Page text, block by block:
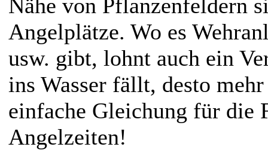
Nähe von Pflanzenfeldern
Angelplätze. Wo es
usw. gibt, lohnt auch ein
ins Wasser fällt, desto
einfache Gleichung für die
Angelzeiten!